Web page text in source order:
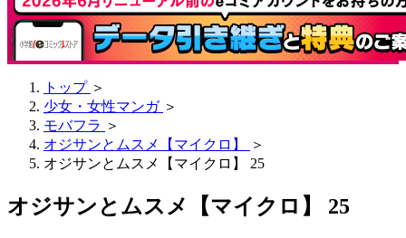
トップ ＞
少女・女性マンガ ＞
モバフラ ＞
オジサンとムスメ【マイクロ】
＞
オジサンとムスメ【マイクロ】 25
オジサンとムスメ【マイクロ】 25